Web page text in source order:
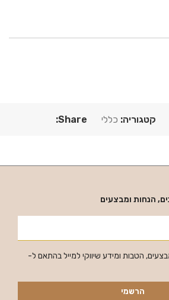
קטגוריה: כללי Share:
הנחות ומבצעים
הטבות ומידע שיווקי למייל בהתאם ל-
הרשמי